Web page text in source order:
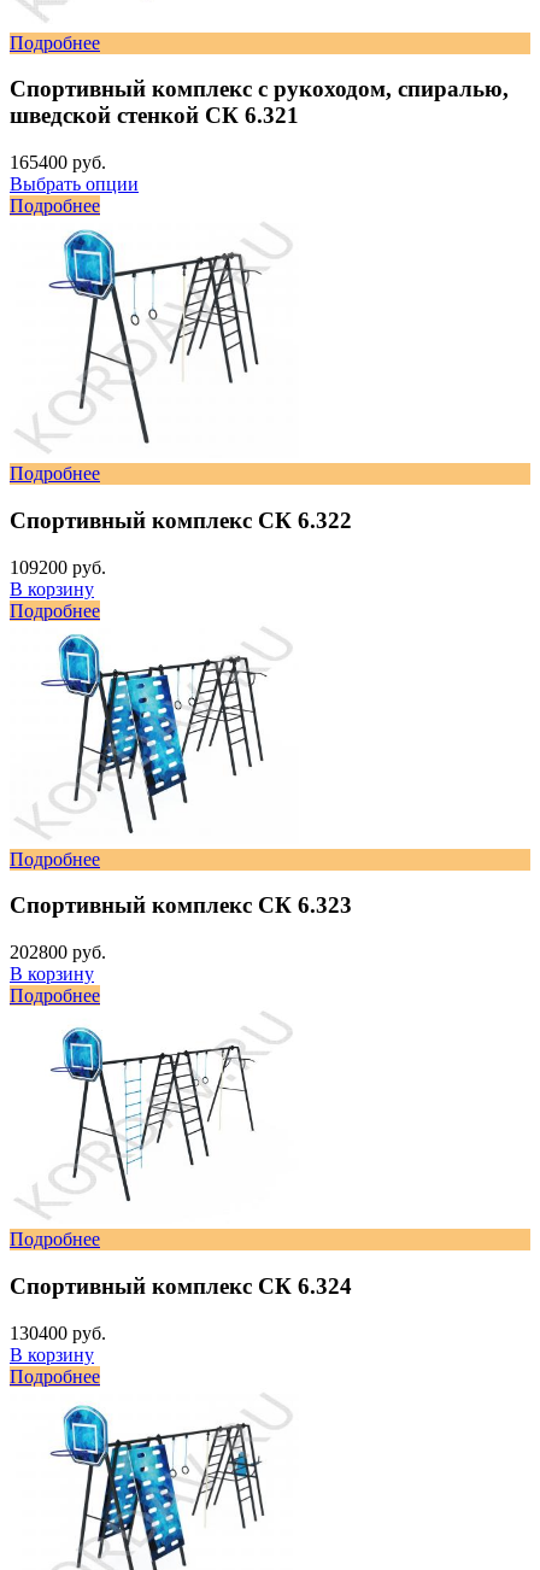
Подробнее
Спортивный комплекс с рукоходом, спиралью,
шведской стенкой СК 6.321
165400 руб.
Выбрать опции
Подробнее
Подробнее
Спортивный комплекс СК 6.322
109200 руб.
В корзину
Подробнее
Подробнее
Спортивный комплекс СК 6.323
202800 руб.
В корзину
Подробнее
Подробнее
Спортивный комплекс СК 6.324
130400 руб.
В корзину
Подробнее